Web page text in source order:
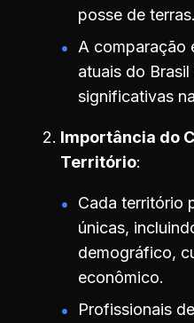
posse de terras.
A comparação
atuais do
significativas
Importância do
Território
Cada território
únicas,
demográfico,
econômico.
Profissionais